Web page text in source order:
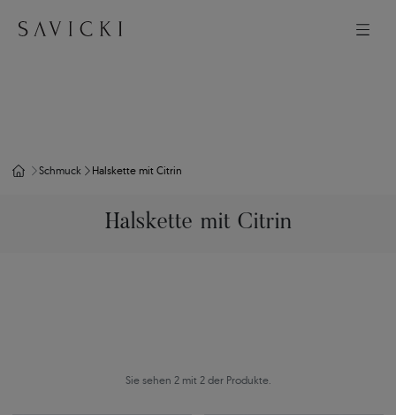
Schmuck Halskette mit Citrin
Halskette mit Citrin
Sie sehen 2 mit 2 der Produkte.